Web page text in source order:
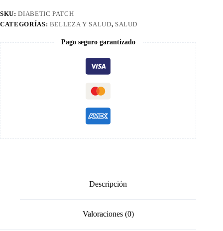
Glucosa
SKU:DIABETIC PATCH
CATEGORÍAS: BELLEZA Y SALUD, SALUD
Pago seguro garantizado
Descripción
Valoraciones (0)